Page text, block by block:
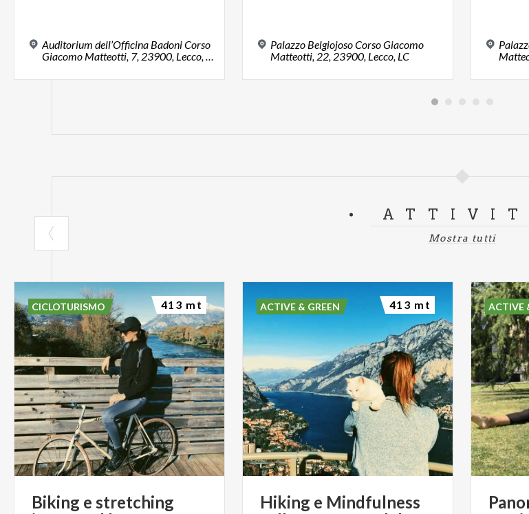
Auditorium dell’Officina Badoni Corso
Giacomo Matteotti, 7, 23900, Lecco, LC
Palazzo Belgiojoso Corso Giacomo
Matteotti, 22, 23900, Lecco, LC
Mostra tutti
Biking e stretching
CICLOTURISMO 413 mt
Hiking e Mindfulness
ACTIVE & GREEN 413 mt ACTIVE